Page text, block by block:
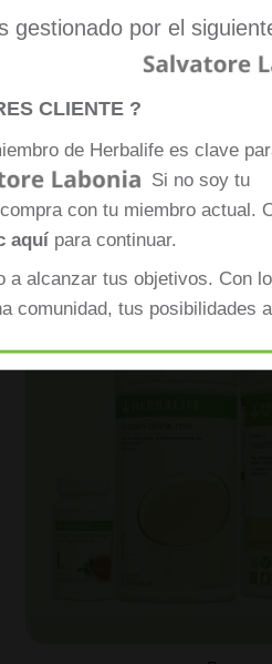
gestionado por el
CLIENTE ?
de Herbalife es clave
Si no soy tu
con tu miembro actual.
aquípara continuar.
a alcanzar tus objetivos. Con
comunidad, tus posibilidades
COMPRAR
Colecciones